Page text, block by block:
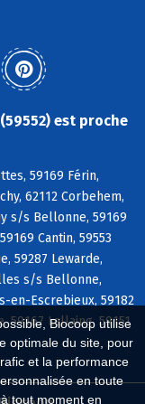
Biocoop utilise
optimale du site, pour
et la performance
en toute
tout moment en
est proche
59169 Férin,
62112 Corbehem,
s/s Bellonne, 59169
Cantin, 59553
59287 Lewarde,
s/s Bellonne,
en-Escrebieux, 59182
59167 Lallaing, 59151